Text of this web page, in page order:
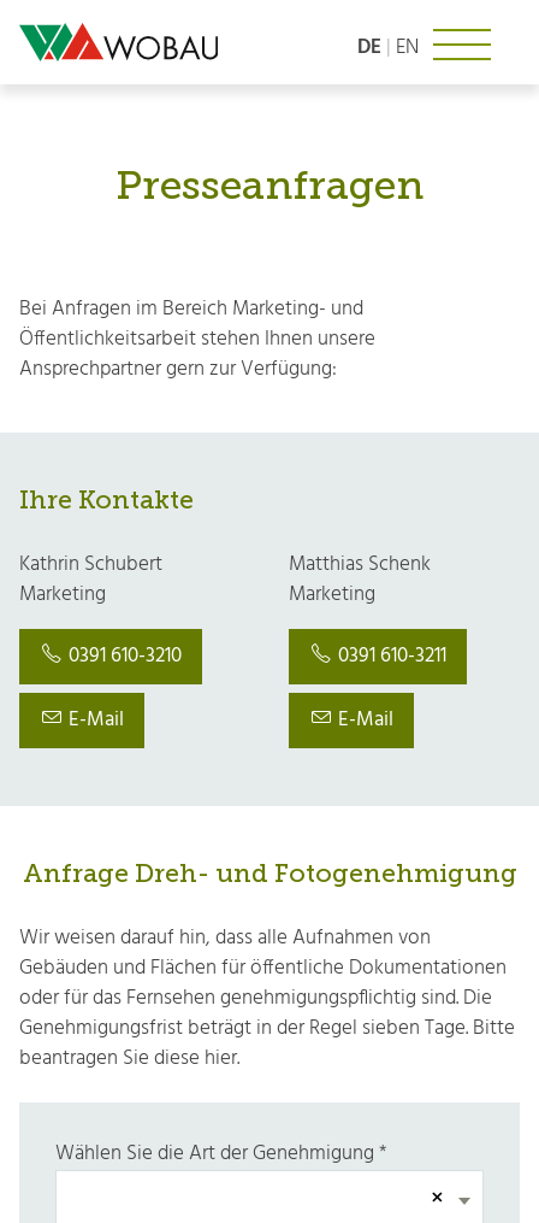
Inhalt
DE | EN
Presseanfragen
Bei Anfragen im Bereich Marketing- und
Öffentlichkeitsarbeit stehen Ihnen unsere
Ansprechpartner gern zur Verfügung:
Ihre Kontakte
Kathrin Schubert
Marketing
0391 610-3210
E-Mail
Matthias Schenk
Marketing
0391 610-3211
E-Mail
Anfrage Dreh- und Fotogenehmigung
Wir weisen darauf hin, dass alle Aufnahmen von
Gebäuden und Flächen für öffentliche Dokumentationen
oder für das Fernsehen genehmigungspflichtig sind. Die
Genehmigungsfrist beträgt in der Regel sieben Tage. Bitte
beantragen Sie diese hier.
Wählen Sie die Art der Genehmigung*
×